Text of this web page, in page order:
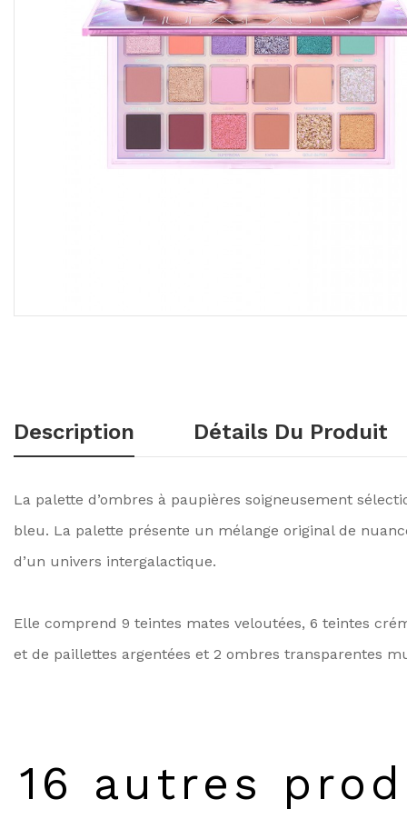
Description Détails Du Produit
La palette d’ombres à paupières soigneusement
bleu. La palette présente un mélange original de
d’un univers intergalactique.
Elle comprend 9 teintes mates veloutées, 6 teintes
et de paillettes argentées et 2 ombres transparentes
16 autres